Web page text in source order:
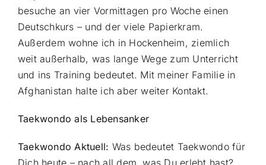
besuche an vier Vormittagen pro Woche einen
Deutschkurs – und der viele Papierkram.
Außerdem wohne ich in Hockenheim, ziemlich
weit außerhalb, was lange Wege zum Unterricht
und ins Training bedeutet. Mit meiner Familie in
Afghanistan halte ich aber weiter Kontakt.
Taekwondo als Lebensanker
Taekwondo Aktuell: Was bedeutet Taekwondo für